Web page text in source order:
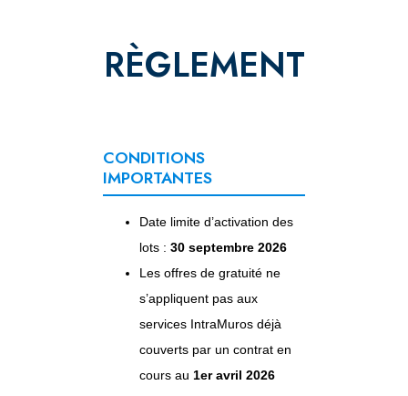
RÈGLEMENT
CONDITIONS
IMPORTANTES
Date limite d’activation des
lots : 30 septembre 2026
Les offres de gratuité ne
s’appliquent pas aux
services IntraMuros déjà
couverts par un contrat en
cours au 1er avril 2026